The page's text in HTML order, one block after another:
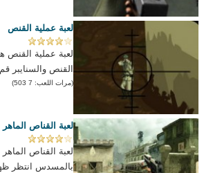
لعبة عملية القنص
لعبة عملية القنص
القنص والسنايبر
(مرات اللعب: 7 503)
لعبة القناص الماهر
لعبة القناص
بالمسدس انتظر